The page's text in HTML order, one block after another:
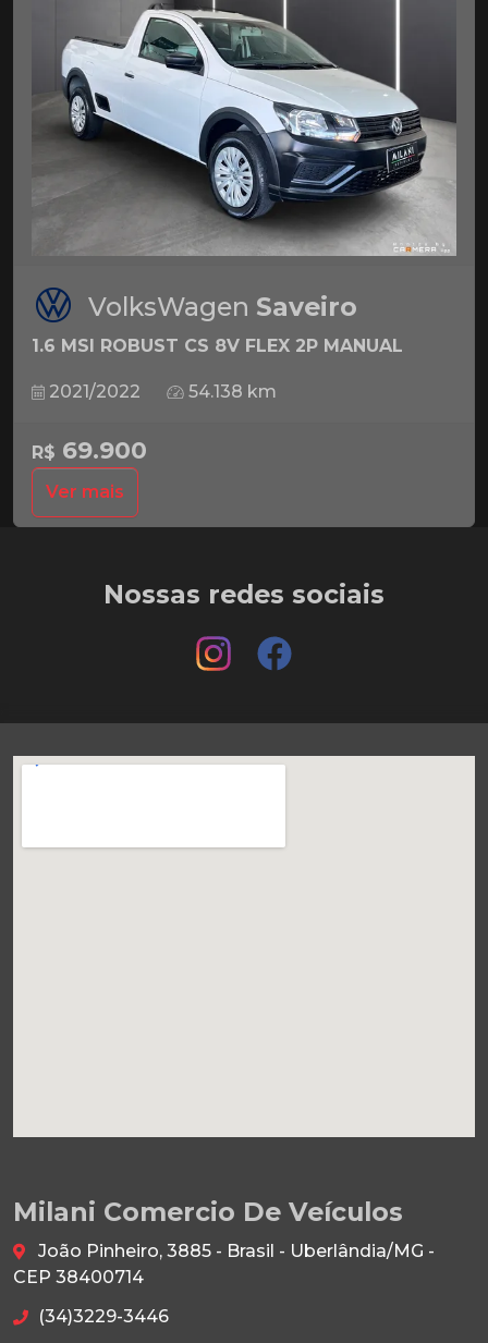
VolksWagen Saveiro
1.6 MSI ROBUST CS 8V FLEX 2P MANUAL
2021/2022 54.138 km
R$ 69.900
Ver mais
Nossas redes sociais
Milani Comercio De Veículos
João Pinheiro, 3885 - Brasil - Uberlândia/MG -
CEP 38400714
(34)3229-3446